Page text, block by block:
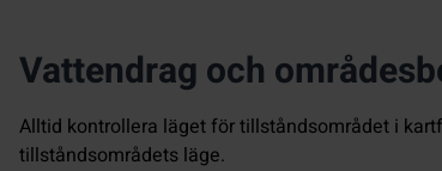
Vattendrag och
Alltid kontrollera läget för tillståndsområdet i
tillståndsområdets läge.